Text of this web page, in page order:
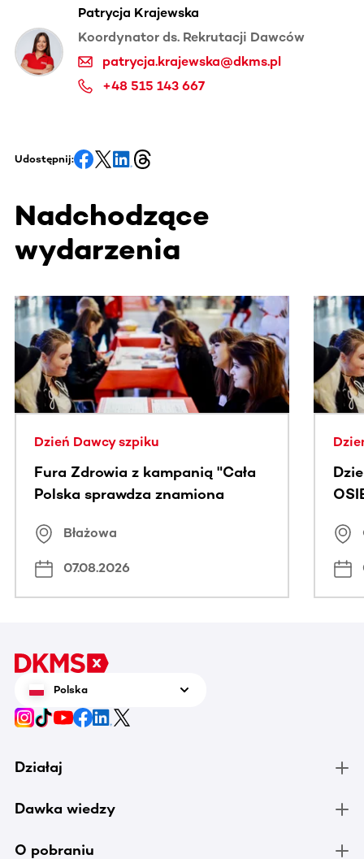
Patrycja Krajewska
Koordynator ds. Rekrutacji Dawców
patrycja.krajewska@dkms.pl
+48 515 143 667
Udostępnij:
Nadchodzące
wydarzenia
Ta sekcja zawiera treści przewijane w poziomie. Użyj
Dzień Dawcy szpiku
Fura Zdrowia z kampanią "Cała
Polska sprawdza znamiona
Błażowa
07.08.2026
Polska
Działaj
Dawka wiedzy
O pobraniu